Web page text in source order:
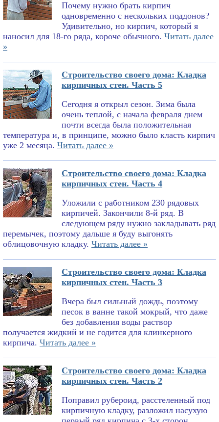
Почему нужно брать кирпич
одновременно с нескольких поддонов?
Удивительно, но кирпич, который я
наносил для 18-го ряда, короче обычного. Читать далее
»
Строительство своего дома: Кладка
кирпичных стен. Часть 5
Сегодня я открыл сезон. Зима была
очень теплой, с начала февраля днем
почти всегда была положительная
температура и, в принципе, можно было класть кирпич
уже 2 месяца. Читать далее »
Строительство своего дома: Кладка
кирпичных стен. Часть 4
Уложили с работником 230 рядовых
кирпичей. Закончили 8-й ряд. В
следующем ряду нужно закладывать ряд
перемычек, поэтому дальше я буду выгонять
облицовочную кладку. Читать далее »
Строительство своего дома: Кладка
кирпичных стен. Часть 3
Вчера был сильный дождь, поэтому
песок в ванне такой мокрый, что даже
без добавления воды раствор
получается жидкий и не годится для клинкерного
кирпича. Читать далее »
Строительство своего дома: Кладка
кирпичных стен. Часть 2
Поправил рубероид, расстеленный под
кирпичную кладку, разложил насухую